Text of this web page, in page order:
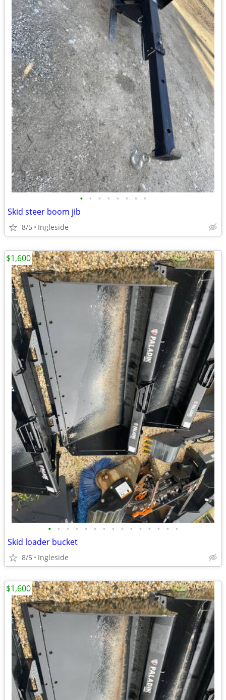
• • • • • • • •
Skid steer boom jib
8/5 Ingleside
• • • • • • • • • • • • • • •
Skid loader bucket
8/5 Ingleside
$1,600
$1,600